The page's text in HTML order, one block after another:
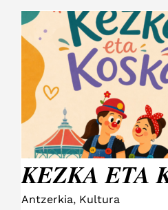
KEZKA ETA
KEZKA ETA
Antzerkia, Kultura